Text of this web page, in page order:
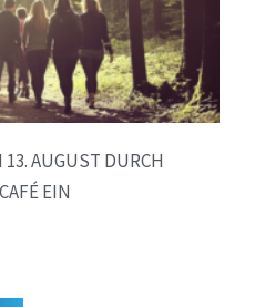
AUGUST DURCH
EIN